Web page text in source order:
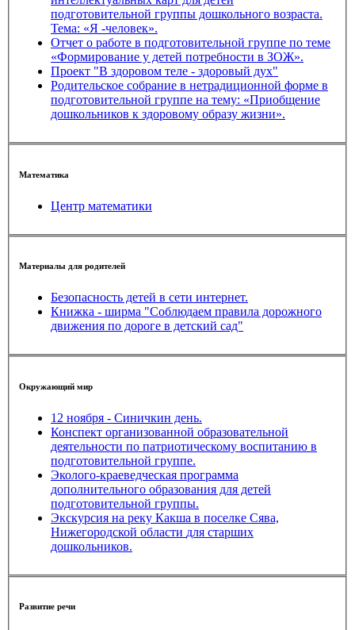
подготовительной группы дошкольного возраста.
Тема: «Я -человек».
Отчет о работе в подготовительной группе по теме
«Формирование у детей потребности в ЗОЖ».
Проект "В здоровом теле - здоровый дух"
Родительское собрание в нетрадиционной форме в
подготовительной группе на тему: «Приобщение
дошкольников к здоровому образу жизни».
Математика
Центр математики
Материалы для родителей
Безопасность детей в сети интернет.
Книжка - ширма "Соблюдаем правила дорожного
движения по дороге в детский сад"
Окружающий мир
12 ноября - Синичкин день.
Конспект организованной образовательной
деятельности по патриотическому воспитанию в
подготовительной группе.
Эколого-краеведческая программа
дополнительного образования для детей
подготовительной группы.
Экскурсия на реку Какша в поселке Сява,
Нижегородской области для старших
дошкольников.
Развитие речи